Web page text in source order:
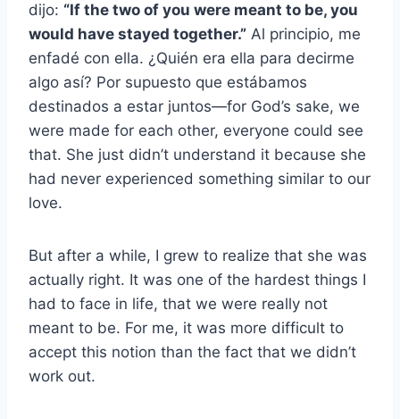
dijo: “If the two of you were meant to be, you
would have stayed together.” Al principio, me
enfadé con ella. ¿Quién era ella para decirme
algo así? Por supuesto que estábamos
destinados a estar juntos—for God’s sake, we
were made for each other, everyone could see
that. She just didn’t understand it because she
had never experienced something similar to our
love.
But after a while, I grew to realize that she was
actually right. It was one of the hardest things I
had to face in life, that we were really not
meant to be. For me, it was more difficult to
accept this notion than the fact that we didn’t
work out.